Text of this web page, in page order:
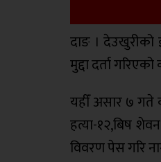
दाङ । देउखुरीको
मुद्दा दर्ता
यहीँ असार ७ गते
हत्या-१२,बिष
विवरण पेस गरि